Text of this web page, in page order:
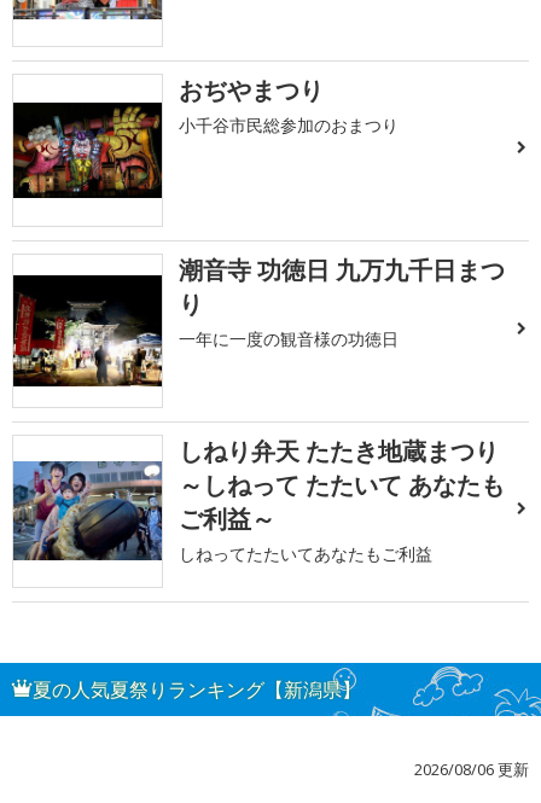
おぢやまつり
小千谷市民総参加のおまつり
潮音寺 功徳日 九万九千日まつ
り
一年に一度の観音様の功徳日
しねり弁天 たたき地蔵まつり
～しねって たたいて あなたも
ご利益～
しねってたたいてあなたもご利益
夏の人気夏祭りランキング【新潟県】
2026/08/06 更新